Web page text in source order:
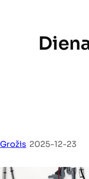
Grožis 2025-12-23